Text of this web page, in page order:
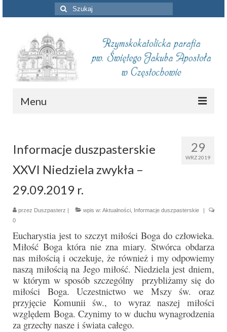
Szuklaj
w:
Menu
Intencje mszalne
Informacje duszpasterskie
Piszą o nas
Remont kościoła
Parafia
Historia
Duszpasterze
Nasz patron
Kościół Rektoracki
29
WRZ 2019
Informacje duszpasterskie
XXVI Niedziela zwykła –
29.09.2019 r.
przez Duszpasterz wpis w: Aktualności Informacje duszpasterskie
0
Eucharystia jest to szczyt miłości Boga do człowieka.
Miłość Boga która nie zna miary. Stwórca obdarza
nas miłością i oczekuje, że również i my odpowiemy
naszą miłością na Jego miłość. Niedziela jest dniem,
w którym w sposób szczególny przybliżamy się do
miłości Boga. Uczestnictwo we Mszy św. oraz
przyjęcie Komunii św., to wyraz naszej miłości
względem Boga. Czynimy to w duchu wynagrodzenia
za grzechy nasze i świata całego.